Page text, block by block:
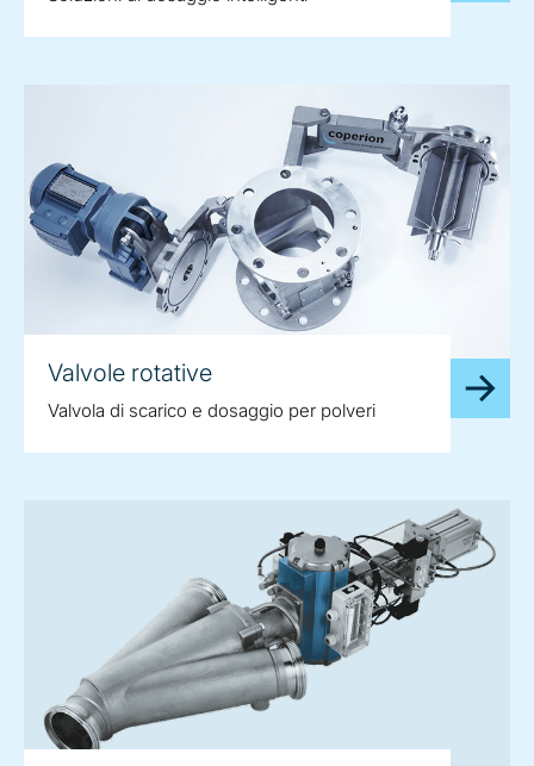
Valvole rotative
Valvola di scarico e dosaggio per polveri